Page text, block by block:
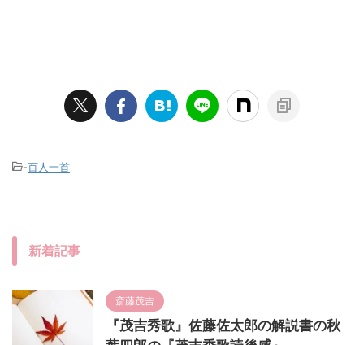
-百人一首
新着記事
斎藤茂吉
『茂吉秀歌』佐藤佐太郎の解説書の秋